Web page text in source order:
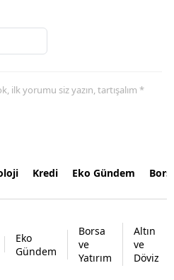
ilk yorumu siz yazın, tartışalım *
Kredi Eko Gündem
Eko
Gündem
Borsa
ve
Yatırım
Altın
ve
Döviz